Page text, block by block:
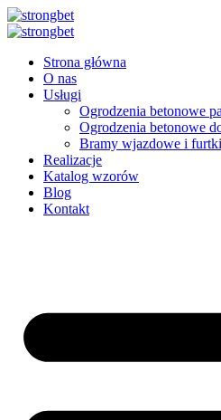
Przejdź
do
Strona główna
O nas
Usługi
Ogrodzenia betonowe
Ogrodzenia betonowe
Bramy wjazdowe i furtki
Realizacje
Katalog wzorów
Blog
Kontakt